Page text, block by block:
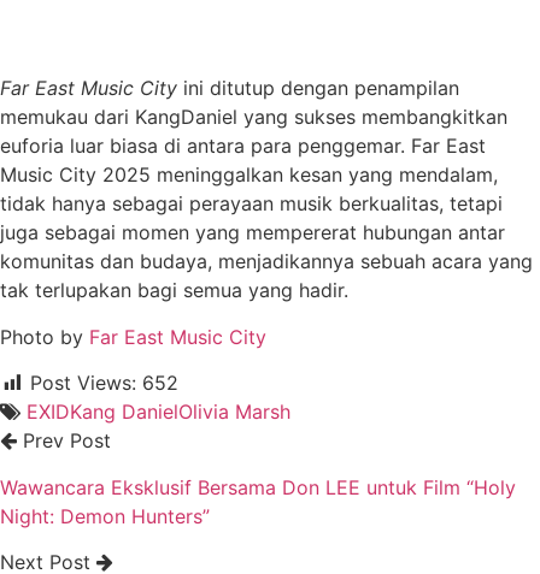
Far East Music City ini ditutup dengan penampilan
memukau dari KangDaniel yang sukses membangkitkan
euforia luar biasa di antara para penggemar. Far East
Music City 2025 meninggalkan kesan yang mendalam,
tidak hanya sebagai perayaan musik berkualitas, tetapi
juga sebagai momen yang mempererat hubungan antar
komunitas dan budaya, menjadikannya sebuah acara yang
tak terlupakan bagi semua yang hadir.
Photo by Far East Music City
Post Views: 652
EXIDKang DanielOlivia Marsh
Prev Post
Wawancara Eksklusif Bersama Don LEE untuk Film “Holy
Night: Demon Hunters”
Next Post